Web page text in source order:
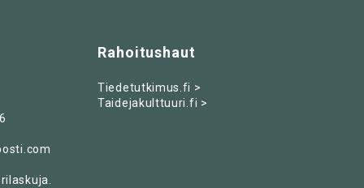
Rahoitushaut
Tiedetutkimus.fi >
Taidejakulttuuri.fi >